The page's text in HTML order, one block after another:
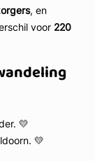
, en
voor 220
💛
💛